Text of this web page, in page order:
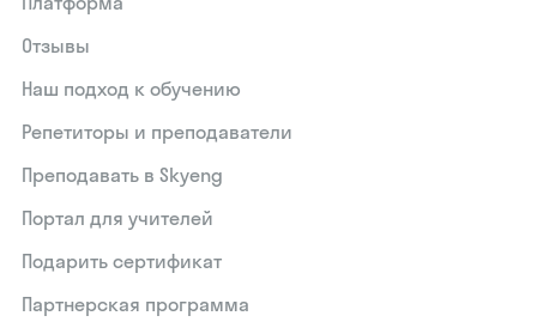
Отзывы
Наш подход к обучению
Репетиторы и преподаватели
Преподавать в Skyeng
Портал для учителей
Подарить сертификат
Партнерская программа